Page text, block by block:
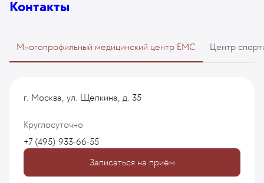
Контакты
Многопрофильный медицинский центр EMC Центр
г. Москва, ул. Щепкина, д. 35
Круглосуточно
+7 (495) 933-66-55
Записаться на приём